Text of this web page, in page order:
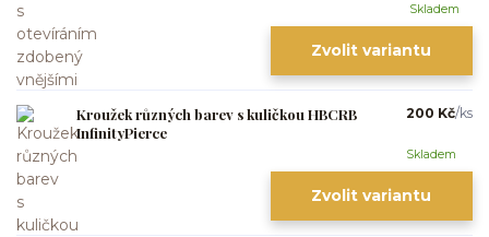
Skladem
Zvolit variantu
Kroužek různých barev s kuličkou HBCRB
InfinityPierce
200 Kč/ks
Skladem
Zvolit variantu